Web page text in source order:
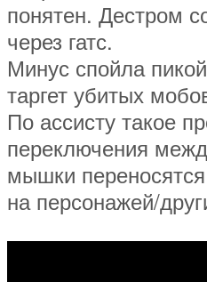
понятен. Дестром
через гатс.
Минус спойла
таргет убитых
По ассисту такое
переключения
мышки
на персонажей/